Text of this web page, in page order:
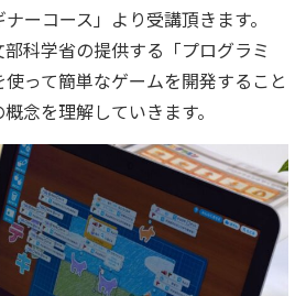
ナーコース 」より受講頂きます。
科学省の提供する「プログラミ
って簡単なゲームを開発すること
念を理解していきます。